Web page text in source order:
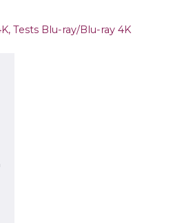
,Tests Blu-ray/Blu-ray 4K